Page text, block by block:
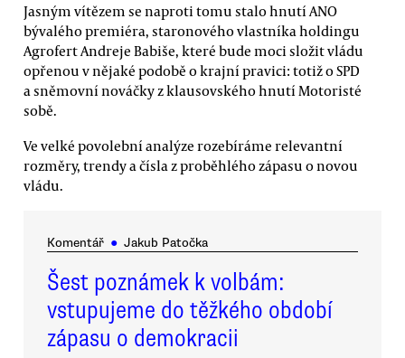
Jasným vítězem se naproti tomu stalo hnutí ANO
bývalého premiéra, staronového vlastníka holdingu
Agrofert Andreje Babiše, které bude moci složit vládu
opřenou v nějaké podobě o krajní pravici: totiž o SPD
a sněmovní nováčky z klausovského hnutí Motoristé
sobě.
Ve velké povolební analýze rozebíráme relevantní
rozměry, trendy a čísla z proběhlého zápasu o novou
vládu.
Komentář ● Jakub Patočka
Šest poznámek k volbám:
vstupujeme do těžkého období
zápasu o demokracii